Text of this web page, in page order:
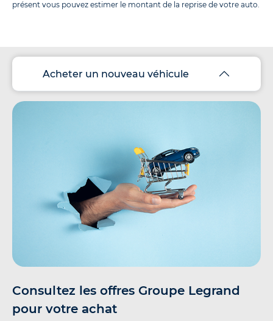
présent vous pouvez estimer le montant de la reprise de votre auto.
Acheter un nouveau véhicule
Consultez les offres Groupe Legrand
pour votre achat